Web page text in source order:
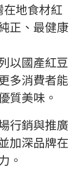
地食材紅
正、最健康
以國產紅豆
多消費者能
質美味。
行銷與推廣
加深品牌在
。